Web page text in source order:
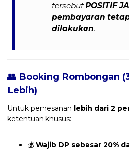
tersebutPOSITIF
pembayaran
dilakukan.
👥 Booking Rombongan
Lebih)
Untuk pemesanan lebih dari 2
ketentuan khusus:
💰 Wajib DP sebesar 20%